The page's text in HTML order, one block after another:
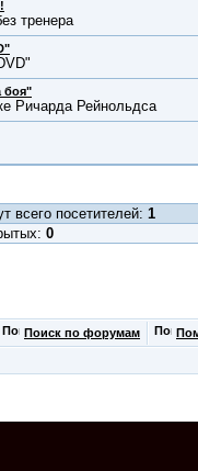
тренера
боя"
Ричарда Рейнольдса
всего посетителей: 1
0
Поиск по форумам